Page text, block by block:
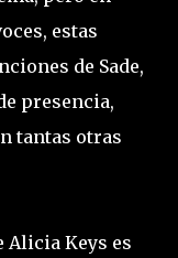
estas
de Sade,
presencia,
tantas otras
Alicia Keys es